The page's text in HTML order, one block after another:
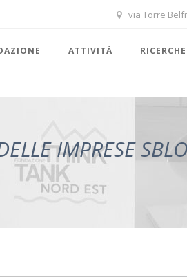
via Torre
ATTIVITÀ RICERCHE
IMPRESE